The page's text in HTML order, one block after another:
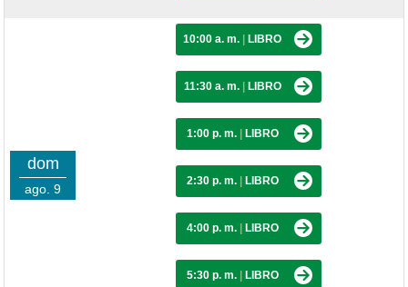
dom
ago. 9
10:00 a. m. LIBRO
11:30 a. m. LIBRO
1:00 p. m. LIBRO
2:30 p. m. LIBRO
4:00 p. m. LIBRO
5:30 p. m. LIBRO